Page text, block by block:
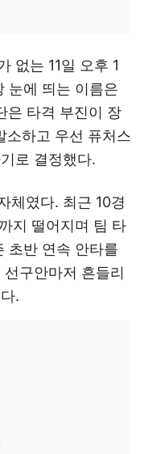
없는 11일 오후 1
눈에 띄는 이름은
은 타격 부진이 장
소하고 우선 퓨처스
로 결정했다.
체였다. 최근 10경
지 떨어지며 팀 타
초반 연속 안타를
구안마저 흔들리
.